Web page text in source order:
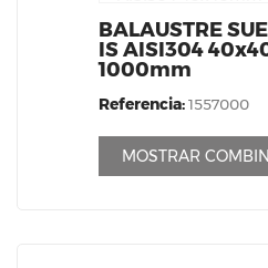
BALAUSTRE
IS AISI304
1000mm
Referencia:1557000
MOSTRAR